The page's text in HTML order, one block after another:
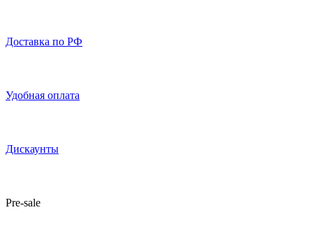
Доставка по РФ
Удобная оплата
Дискаунты
Pre-sale